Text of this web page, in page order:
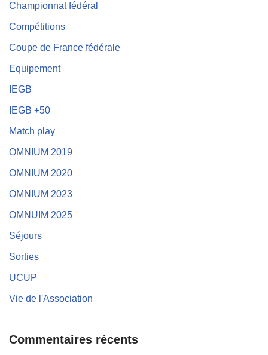
Championnat fédéral
Compétitions
Coupe de France fédérale
Equipement
IEGB
IEGB +50
Match play
OMNIUM 2019
OMNIUM 2020
OMNIUM 2023
OMNUIM 2025
Séjours
Sorties
UCUP
Vie de l'Association
Commentaires récents